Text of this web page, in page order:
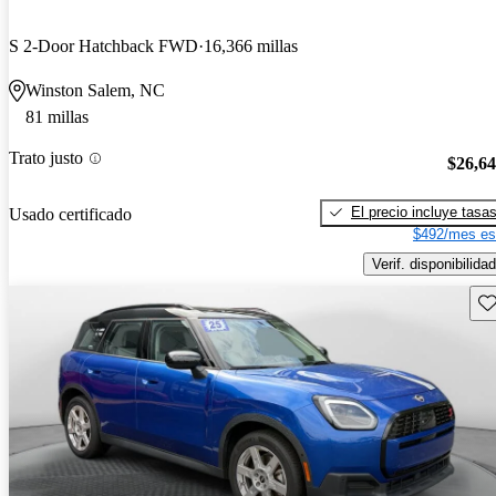
S 2-Door Hatchback FWD 16,366 millas
Winston Salem, NC
81 millas
Trato justo
Usado certificado
El precio incluye tasas
$492/mes
Verif. disponibilidad